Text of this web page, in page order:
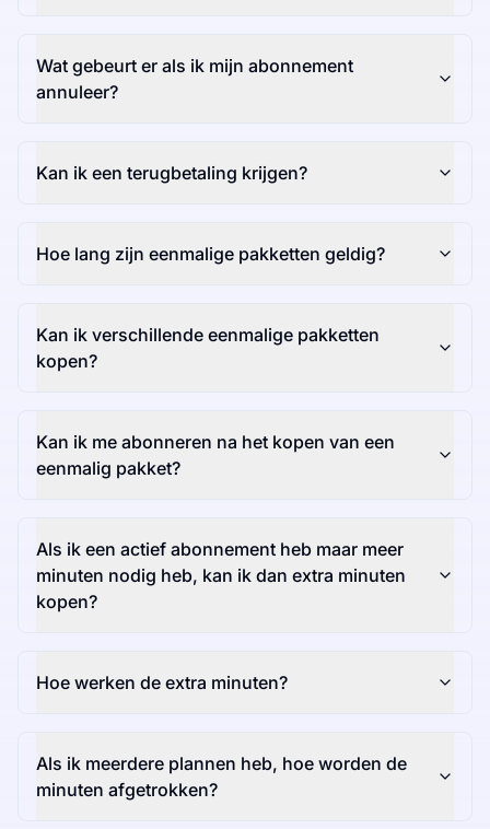
Wat gebeurt er als ik mijn abonnement
annuleer?
Kan ik een terugbetaling krijgen?
Hoe lang zijn eenmalige pakketten geldig?
Kan ik verschillende eenmalige pakketten
kopen?
Kan ik me abonneren na het kopen van een
eenmalig pakket?
Als ik een actief abonnement heb maar meer
minuten nodig heb, kan ik dan extra minuten
kopen?
Hoe werken de extra minuten?
Als ik meerdere plannen heb, hoe worden de
minuten afgetrokken?